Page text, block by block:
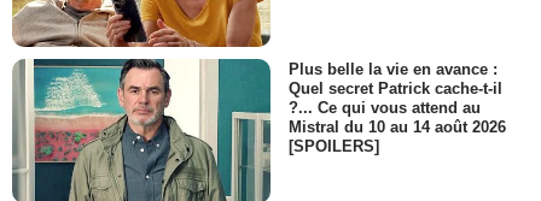
Plus belle la vie en avance :
Quel secret Patrick cache-t-il
?... Ce qui vous attend au
Mistral du 10 au 14 août 2026
[SPOILERS]